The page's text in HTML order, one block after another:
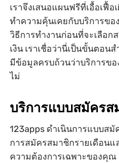
เราจึงเสนอแผนฟรีที่เอื้อเฟื้
ทำความคุ้นเคยกับบริการขอ
วิธีการทำงานก่อนที่จะเลือก
เงิน เราเชื่อว่านี่เป็นขั้นตอ
มีข้อมูลครบถ้วนว่าบริการข
ไม่
บริการแบบสมัครส
123apps ดำเนินการแบบส
การสมัครสมาชิกรายเดือนแ
ความต้องการเฉพาะของคุณ